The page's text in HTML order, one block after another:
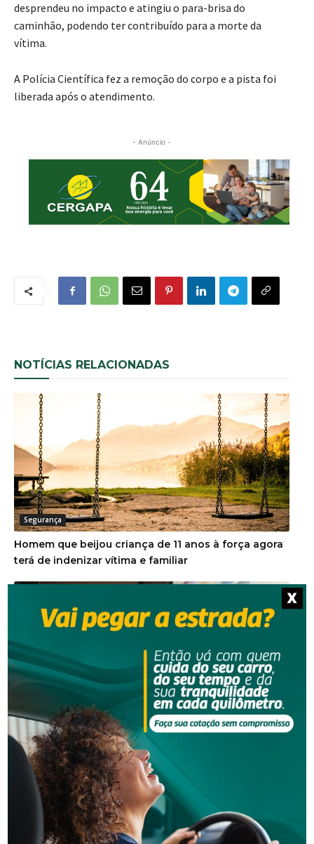
desprendeu no impacto e atingiu o para-brisa do
caminhão, podendo ter contribuído para a morte da
vítima.
A Polícia Científica fez a remoção do corpo e a pista foi
liberada após o atendimento.
- Anúncio -
NOTÍCIAS RELACIONADAS
Segurança
Homem que beijou criança de 11 anos à força agora
terá de indenizar vítima e familiar
Segurança
Operação da Polícia Civil resulta na prisão de três
pessoas em Orleans
X